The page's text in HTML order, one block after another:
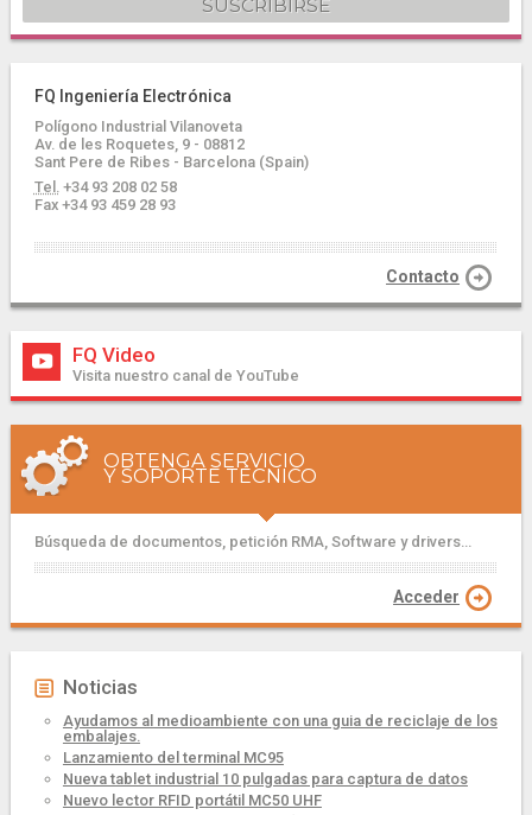
FQ Ingeniería Electrónica
Polígono Industrial Vilanoveta
Av. de les Roquetes, 9 - 08812
Sant Pere de Ribes - Barcelona (Spain)
Tel. +34 93 208 02 58
Fax +34 93 459 28 93
Contacto
FQ Video
Visita nuestro canal de YouTube
OBTENGA SERVICIO
Y SOPORTE TÉCNICO
Búsqueda de documentos, petición RMA, Software y drivers...
Acceder
Noticias
Ayudamos al medioambiente con una guia de reciclaje de los
embalajes.
Lanzamiento del terminal MC95
Nueva tablet industrial 10 pulgadas para captura de datos
Nuevo lector RFID portátil MC50 UHF